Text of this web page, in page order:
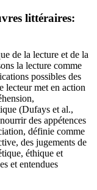
littéraires:
de la lecture et de la
la lecture comme
possibles des
lecteur met en action
(Dufays et al.,
des appétences
définie comme
des jugements de
éthique et
et entendues